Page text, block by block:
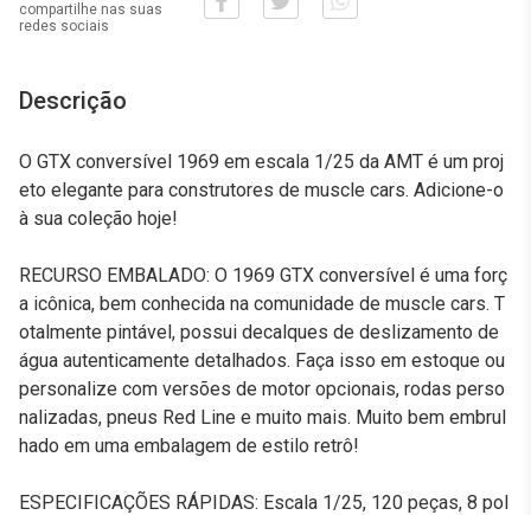
compartilhe nas suas
redes sociais
Descrição
O GTX conversível 1969 em escala 1/25 da AMT é um proj
eto elegante para construtores de muscle cars. Adicione-o
à sua coleção hoje!
RECURSO EMBALADO: O 1969 GTX conversível é uma forç
a icônica, bem conhecida na comunidade de muscle cars. T
otalmente pintável, possui decalques de deslizamento de
água autenticamente detalhados. Faça isso em estoque ou
personalize com versões de motor opcionais, rodas perso
nalizadas, pneus Red Line e muito mais. Muito bem embrul
hado em uma embalagem de estilo retrô!
ESPECIFICAÇÕES RÁPIDAS: Escala 1/25, 120 peças, 8 pol